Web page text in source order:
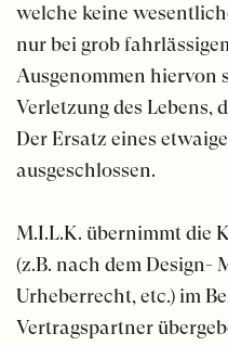
welche keine
nur bei grob
Ausgenommen hiervon
Verletzung des Lebens,
Der Ersatz eines
ausgeschlossen.
M.I.L.K. übernimmt die
(z.B. nach dem Design-
Urheberrecht, etc.) im
Vertragspartner